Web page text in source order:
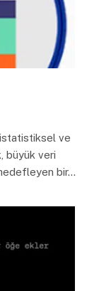
ve
büyük veri
bir…